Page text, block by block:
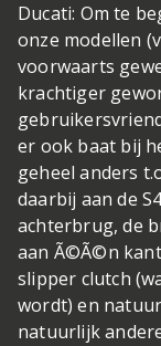
Ducati: Om te
onze modellen
voorwaarts
krachtiger
er ook baat bij
geheel anders
daarbij aan de
achterbrug, de
aan Ã©Ã©n
slipper clutch
wordt) en
natuurlijk